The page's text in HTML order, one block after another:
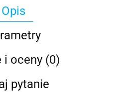
Opis
i oceny (0)
pytanie